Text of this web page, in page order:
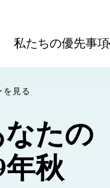
私たちの優先事項
を見る
たの
秋